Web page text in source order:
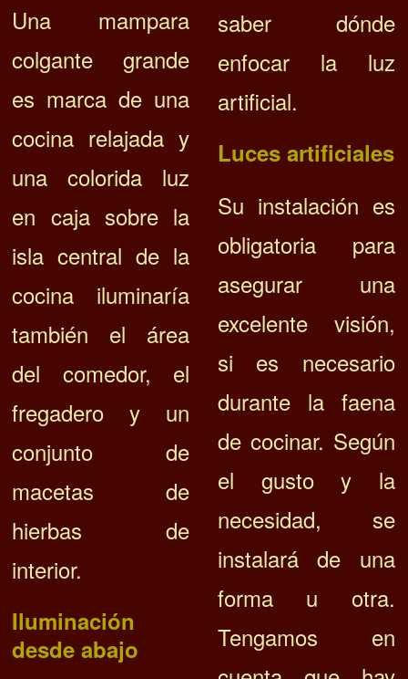
Una mampara
colgante grande
es marca de una
cocina relajada y
una colorida luz
en caja sobre la
isla central de la
cocina iluminaría
también el área
del comedor, el
fregadero y un
conjunto de
macetas de
hierbas de
interior.
Iluminación
desde abajo
saber dónde
enfocar la luz
artificial.
Luces artificiales
Su instalación es
obligatoria para
asegurar una
excelente visión,
si es necesario
durante la faena
de cocinar. Según
el gusto y la
necesidad, se
instalará de una
forma u otra.
Tengamos en